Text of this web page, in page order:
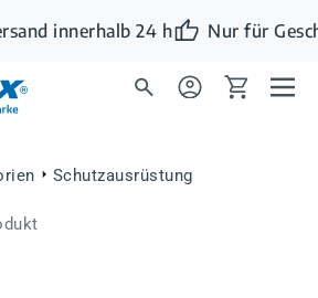
innerhalb 24 h Nur für
Schutzausrüstung